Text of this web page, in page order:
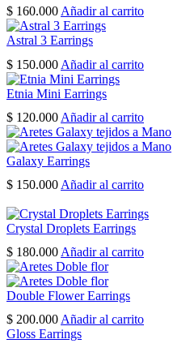
$ 160.000 Añadir al carrito
Astral 3 Earrings
$ 150.000 Añadir al carrito
Etnia Mini Earrings
$ 120.000 Añadir al carrito
Galaxy Earrings
$ 150.000 Añadir al carrito
Crystal Droplets Earrings
$ 180.000 Añadir al carrito
Double Flower Earrings
$ 200.000 Añadir al carrito
Gloss Earrings